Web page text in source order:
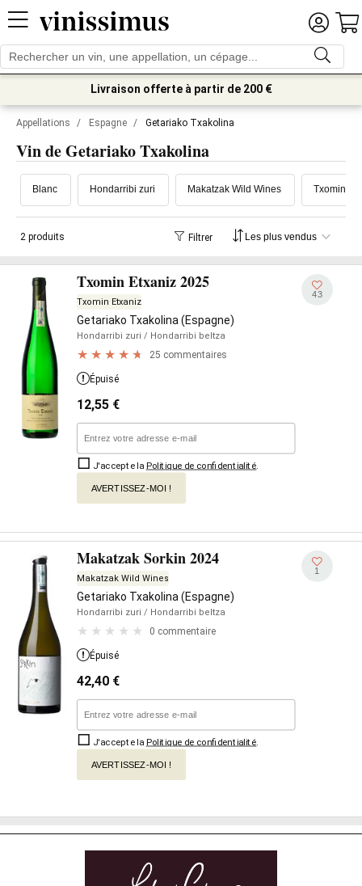
Livraison offerte à partir de 200 €
Appellations / Espagne / Getariako Txakolina
Vin de Getariako Txakolina
Blanc Hondarribi zuri Makatzak Wild Wines Txomin
2 produits Filtrer
Txomin Etxaniz 2025
Txomin Etxaniz
Getariako Txakolina (Espagne)
Hondarribi zuri / Hondarribi beltza
25 commentaires
43
Épuisé
12,55 €
J'accepte la Politique de confidentialité
AVERTISSEZ-MOI !
Makatzak Sorkin 2024
Makatzak Wild Wines
Getariako Txakolina (Espagne)
Hondarribi zuri / Hondarribi beltza
0 commentaire
1
Épuisé
42,40 €
J'accepte la Politique de confidentialité
AVERTISSEZ-MOI !